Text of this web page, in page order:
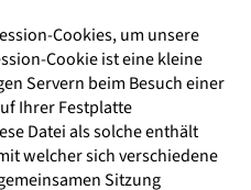
Cookies, um unsere
Cookie ist eine kleine
Servern beim Besuch einer
Ihrer Festplatte
Datei als solche enthält
welcher sich verschiedene
Sitzung